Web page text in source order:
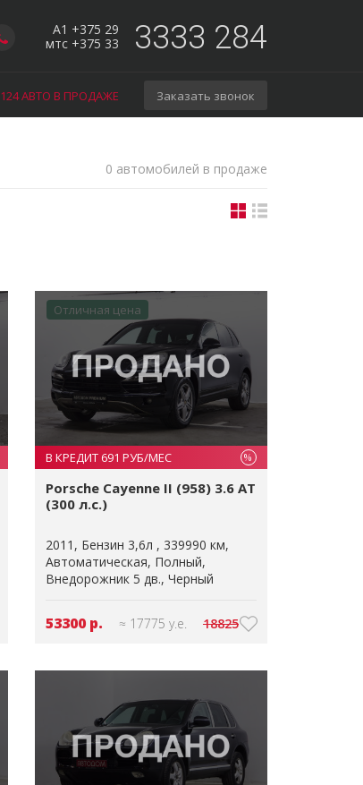
A1 +375 29
мтс +375 33
3333 284
124 АВТО В ПРОДАЖЕ Заказать звонок
0 автомобилей в продаже
Отличная цена
В КРЕДИТ 691 РУБ/МЕС %
Porsche Cayenne II (958) 3.6 AT
(300 л.с.)
2011 Бензин 3,6л
339990 км
Автоматическая Полный
Внедорожник 5 дв. Черный
53300 р. ≈ 17775 у.е. 18825